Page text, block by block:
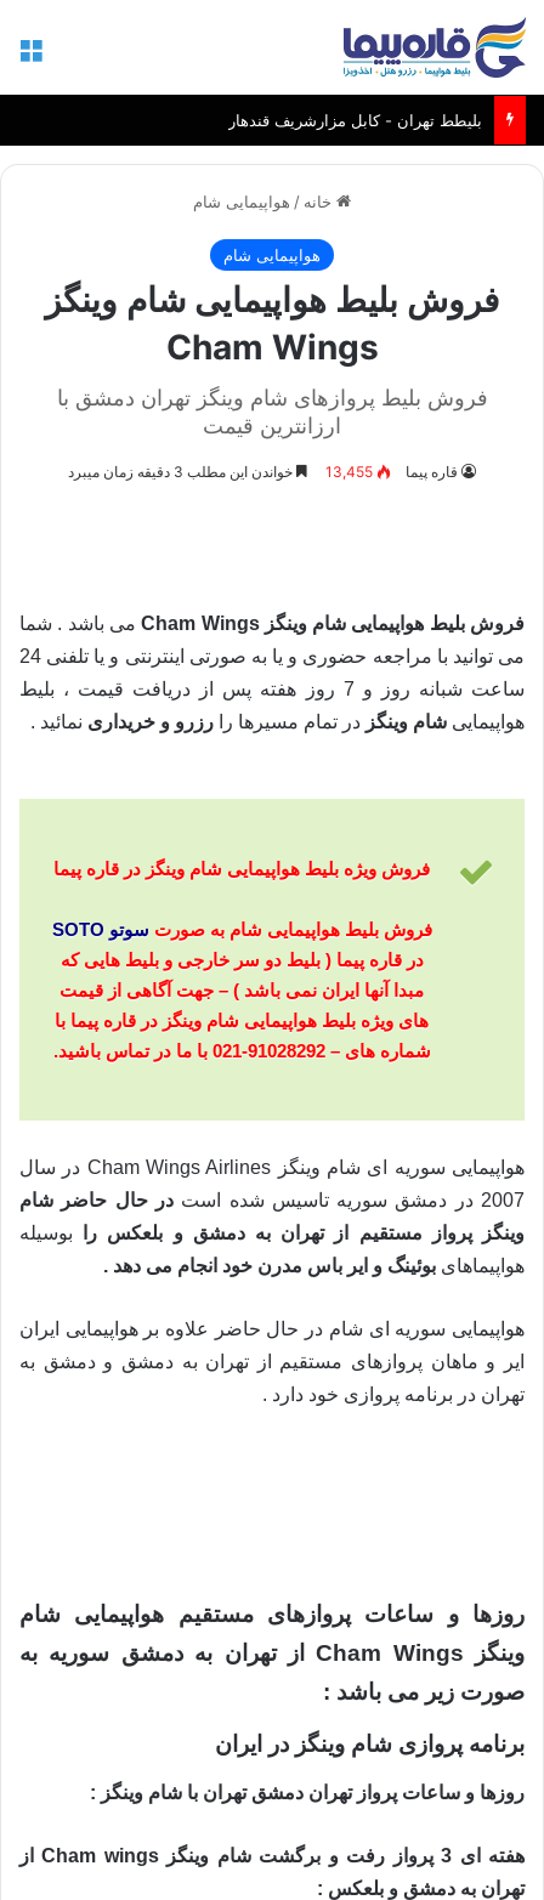
بلیطط تهران - کابل مزارشریف قندهار
خانه / هواپیمایی شام
هواپیمایی شام
فروش بلیط هواپیمایی شام وینگز
Cham Wings
فروش بلیط پروازهای شام وینگز تهران دمشق با
ارزانترین قیمت
قاره پیما 13,455 خواندن این مطلب 3 دقیقه زمان میبرد
فروش بلیط هواپیمایی شام وینگز Cham Wings
می باشد . شما
می توانید با مراجعه حضوری و یا به صورتی اینترنتی و یا تلفنی 24
ساعت شبانه روز و 7 روز هفته پس از دریافت قیمت ، بلیط
هواپیمایی شام وینگز در تمام مسیرها را رزرو و خریداری نمائید .
فروش ویژه بلیط هواپیمایی شام وینگز در قاره پیما
فروش بلیط هواپیمایی شام به صورت سوتو SOTO
در قاره پیما ( بلیط دو سر خارجی و بلیط هایی که
مبدا آنها ایران نمی باشد ) – جهت آگاهی از قیمت
های ویژه بلیط هواپیمایی شام وینگز در قاره پیما با
شماره های – 91028292-021 با ما در تماس باشید.
هواپیمایی سوریه ای شام وینگز Cham Wings Airlines در سال
2007 در دمشق سوریه تاسیس شده است
در حال حاضر شام
وینگز پرواز مستقیم از تهران به دمشق و بلعکس را بوسیله
هواپیماهای بوئینگ و ایر باس مدرن خود انجام می دهد .
هواپیمایی سوریه ای شام در حال حاضر علاوه بر هواپیمایی ایران
ایر و ماهان پروازهای مستقیم از تهران به دمشق و دمشق به
تهران در برنامه پروازی خود دارد .
روزها و ساعات پروازهای مستقیم هواپیمایی شام
وینگز Cham Wings از تهران به دمشق سوریه به
صورت زیر می باشد :
برنامه پروازی شام وینگز در ایران
روزها و ساعات پرواز تهران دمشق تهران با شام وینگز :
هفته ای 3 پرواز رفت و برگشت شام وینگز Cham wings از
تهران به دمشق و بلعکس :